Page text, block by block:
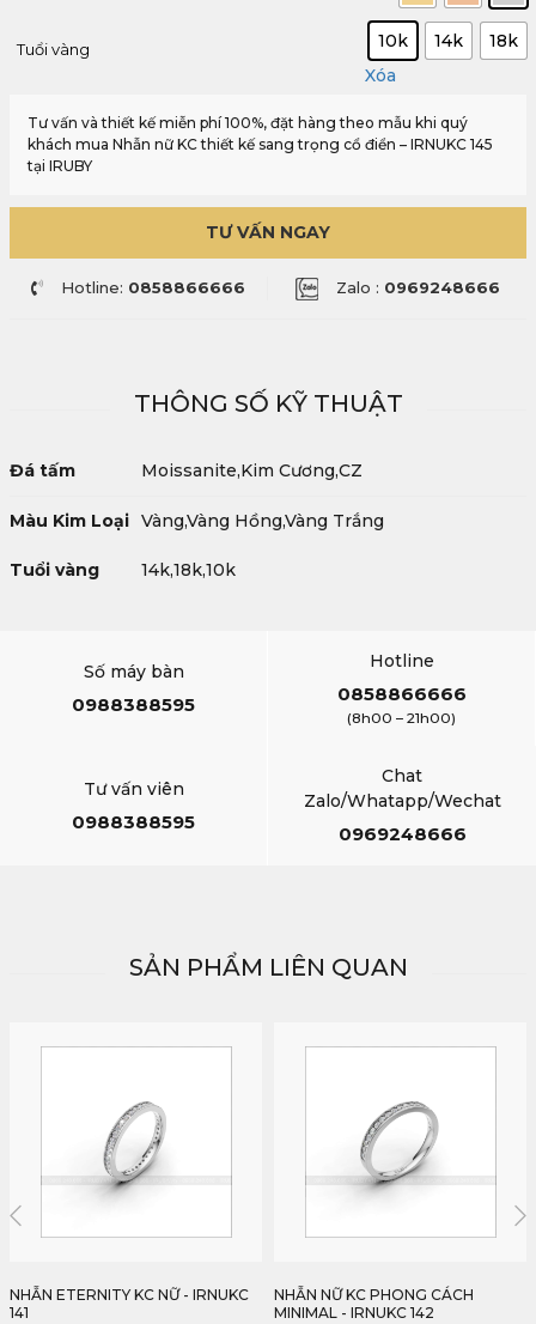
Tuổi vàng 10k 14k
18k
Xóa
Tư vấn và thiết kế miễn phí 100%, đặt hàng theo mẫu khi quý
khách mua Nhẫn nữ KC thiết kế sang trọng cổ điển – IRNUKC 145
tại IRUBY
TƯ VẤN NGAY
Hotline: 0858866666 Zalo : 0969248666
THÔNG SỐ KỸ THUẬT
Đá tấm Moissanite,Kim Cương,CZ
Màu Kim Loại Vàng,Vàng Hồng,Vàng Trắng
Tuổi vàng 14k,18k,10k
Số máy bàn
0988388595
Hotline
0858866666
(8h00 – 21h00)
Tư vấn viên
0988388595
Chat
Zalo/Whatapp/Wechat
0969248666
SẢN PHẨM LIÊN QUAN
NHẪN NỮ KC PHONG CÁCH
MINIMAL - IRNUKC 142
NHẪN NỮ KC ETERNITY KẾT HỢP
BAGUETTE & TẤM TRÒN -